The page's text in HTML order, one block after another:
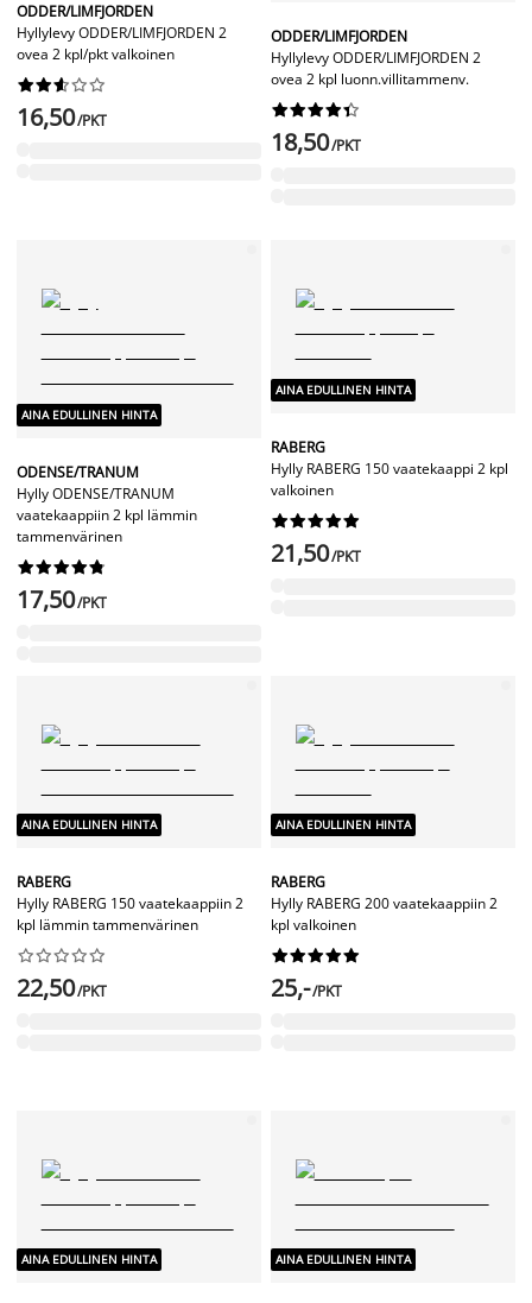
ODDER/LIMFJORDEN
Hyllylevy ODDER/LIMFJORDEN 2
ovea 2 kpl/pkt valkoinen






16,50/PKT
ODDER/LIMFJORDEN
Hyllylevy ODDER/LIMFJORDEN 2
ovea 2 kpl luonn.villitammenv.






18,50/PKT
AINA EDULLINEN HINTA
ODENSE/TRANUM
Hylly ODENSE/TRANUM
vaatekaappiin 2 kpl lämmin
tammenvärinen






17,50/PKT
AINA EDULLINEN HINTA
RABERG
Hylly RABERG 150 vaatekaappi 2 kpl
valkoinen






21,50/PKT
AINA EDULLINEN HINTA
RABERG
Hylly RABERG 150 vaatekaappiin 2
kpl lämmin tammenvärinen






22,50/PKT
AINA EDULLINEN HINTA
RABERG
Hylly RABERG 200 vaatekaappiin 2
kpl valkoinen






25,-/PKT
AINA EDULLINEN HINTA AINA EDULLINEN HINTA